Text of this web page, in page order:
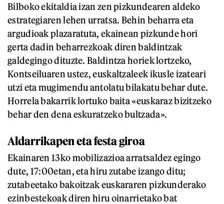
Bilboko ekitaldia izan zen pizkundearen aldeko
estrategiaren lehen urratsa. Behin beharra eta
argudioak plazaratuta, ekainean pizkunde hori
gerta dadin beharrezkoak diren baldintzak
galdegingo dituzte. Baldintza horiek lortzeko,
Kontseiluaren ustez, euskaltzaleek ikusle izateari
utzi eta mugimendu antolatu bilakatu behar dute.
Horrela bakarrik lortuko baita «euskaraz bizitzeko
behar den dena eskuratzeko bultzada».
Aldarrikapen eta festa giroa
Ekainaren 13ko mobilizazioa arratsaldez egingo
dute, 17:00etan, eta hiru zutabe izango ditu;
zutabeetako bakoitzak euskararen pizkunderako
ezinbestekoak diren hiru oinarrietako bat